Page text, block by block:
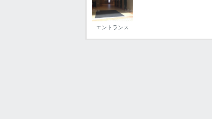
エントランス